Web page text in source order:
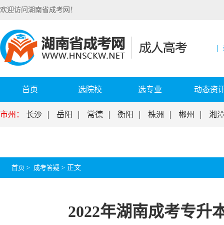
欢迎访问湖南省成考网！
首页 选院校 选专业 动态资
市州： 长沙 岳阳 常德 衡阳 株洲 郴州 湘
首页 > 成考答疑 > 正文
2022年湖南成考专升